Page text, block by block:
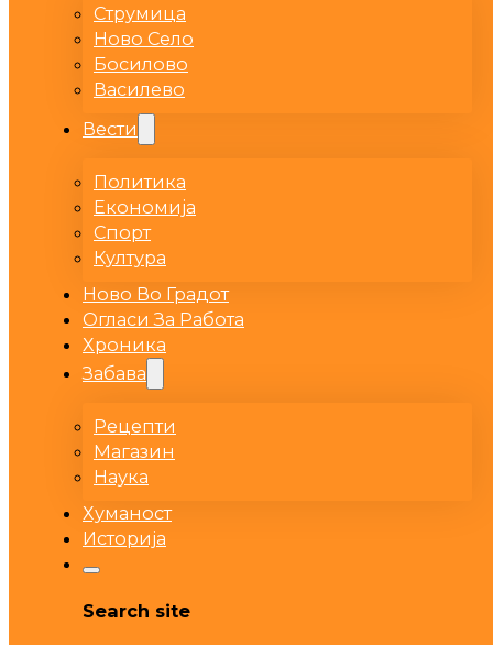
Струмица
Ново Село
Босилово
Василево
Вести
Политика
Економија
Спорт
Култура
Ново Во Градот
Огласи За Работа
Хроника
Забава
Рецепти
Магазин
Наука
Хуманост
Историја
Search site